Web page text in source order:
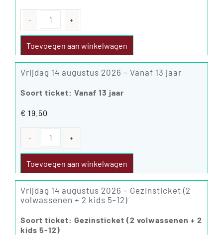
Vrijdag
14
2026
Toevoegen aan winkelwagen
Vrijdag 14 augustus 2026 – Vanaf 13 jaar
Soort ticket: Vanaf 13 jaar
€ 19.50
Vrijdag
14
2026
Toevoegen aan winkelwagen
Vrijdag 14 augustus 2026 – Gezinsticket (2
volwassenen + 2 kids 5-12)
Soort ticket: Gezinsticket (2 volwassenen + 2
kids 5-12)